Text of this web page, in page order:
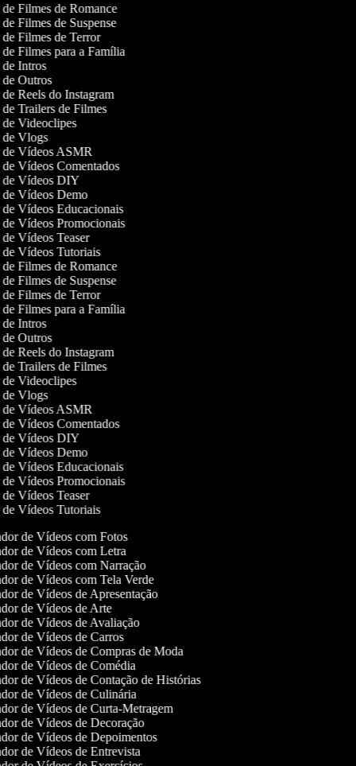
de Filmes de Romance
de Filmes de Suspense
de Filmes de Terror
de Filmes para a Família
de Intros
de Outros
de Reels do Instagram
de Trailers de Filmes
de Videoclipes
de Vlogs
de Vídeos ASMR
de Vídeos Comentados
de Vídeos DIY
de Vídeos Demo
de Vídeos Educacionais
de Vídeos Promocionais
de Vídeos Teaser
de Vídeos Tutoriais
de Filmes de Romance
de Filmes de Suspense
de Filmes de Terror
de Filmes para a Família
de Intros
de Outros
de Reels do Instagram
de Trailers de Filmes
de Videoclipes
de Vlogs
de Vídeos ASMR
de Vídeos Comentados
de Vídeos DIY
de Vídeos Demo
de Vídeos Educacionais
de Vídeos Promocionais
de Vídeos Teaser
de Vídeos Tutoriais
de Vídeos com Fotos
de Vídeos com Letra
de Vídeos com Narração
de Vídeos com Tela Verde
de Vídeos de Apresentação
de Vídeos de Arte
de Vídeos de Avaliação
de Vídeos de Carros
de Vídeos de Compras de Moda
de Vídeos de Comédia
de Vídeos de Contação de Histórias
de Vídeos de Culinária
de Vídeos de Curta-Metragem
de Vídeos de Decoração
de Vídeos de Depoimentos
de Vídeos de Entrevista